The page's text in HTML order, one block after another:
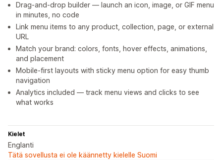
Drag-and-drop builder — launch an icon, image, or GIF menu
in minutes, no code
Link menu items to any product, collection, page, or external
URL
Match your brand: colors, fonts, hover effects, animations,
and placement
Mobile-first layouts with sticky menu option for easy thumb
navigation
Analytics included — track menu views and clicks to see
what works
Kielet
Englanti
Tätä sovellusta ei ole käännetty kielelle Suomi